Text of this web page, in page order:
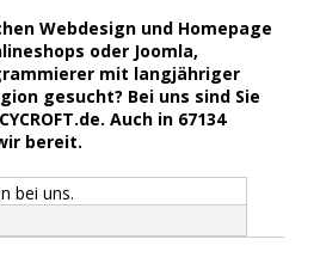
Webdesign und Homepage
oder Joomla,
mit langjähriger
gesucht? Bei uns sind Sie
Auch in 67134
bereit.
bei uns.